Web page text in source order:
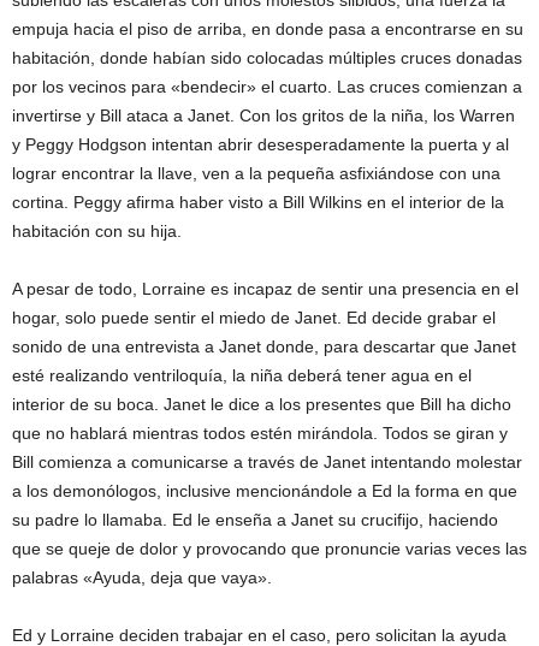
empuja hacia el piso de arriba, en donde pasa a encontrarse en su
habitación, donde habían sido colocadas múltiples cruces donadas
por los vecinos para «bendecir» el cuarto. Las cruces comienzan a
invertirse y Bill ataca a Janet. Con los gritos de la niña, los Warren
y Peggy Hodgson intentan abrir desesperadamente la puerta y al
lograr encontrar la llave, ven a la pequeña asfixiándose con una
cortina. Peggy afirma haber visto a Bill Wilkins en el interior de la
habitación con su hija.
A pesar de todo, Lorraine es incapaz de sentir una presencia en el
hogar, solo puede sentir el miedo de Janet. Ed decide grabar el
sonido de una entrevista a Janet donde, para descartar que Janet
esté realizando ventriloquía, la niña deberá tener agua en el
interior de su boca. Janet le dice a los presentes que Bill ha dicho
que no hablará mientras todos estén mirándola. Todos se giran y
Bill comienza a comunicarse a través de Janet intentando molestar
a los demonólogos, inclusive mencionándole a Ed la forma en que
su padre lo llamaba. Ed le enseña a Janet su crucifijo, haciendo
que se queje de dolor y provocando que pronuncie varias veces las
palabras «Ayuda, deja que vaya».
Ed y Lorraine deciden trabajar en el caso, pero solicitan la ayuda